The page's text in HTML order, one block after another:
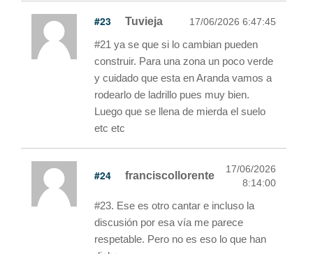
#23 Tuvieja 17/06/2026 6:47:45
#21 ya se que si lo cambian pueden
construir. Para una zona un poco verde
y cuidado que esta en Aranda vamos a
rodearlo de ladrillo pues muy bien.
Luego que se llena de mierda el suelo
etc etc
#24 franciscollorente
17/06/2026
8:14:00
#23. Ese es otro cantar e incluso la
discusión por esa vía me parece
respetable. Pero no es eso lo que han